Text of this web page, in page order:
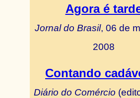
Agora é
Jornal do Brasil, 06 de
2008
Contando
Diário do Comércio